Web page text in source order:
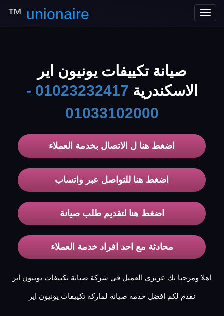
Toggle
unionaire
™
صيانة تكييفات يونيون اير
الاسكندرية 01023232417
-
01033102000
اضغط هنا ل الاتصال بخدمة العملاء
اضغط هنا للتواصل عبر واتساب
اضغط هنا لتقديم طلب صيانة
محادثة مع احد افراد خدمة العملاء
اهلا ومرحبا بك عزيزي العميل في شركة صيانة تكييفات يونيون اير
نقدم لكم افضل خدمة صيانة لماركة تكييفات يونيون اير